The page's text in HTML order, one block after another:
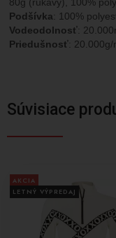
Podšívka: 100%
Vodeodolnosť:
Priedušnosť: 20.000g/
Súvisiace
AKCIA
LETNÝ VÝPREDAJ